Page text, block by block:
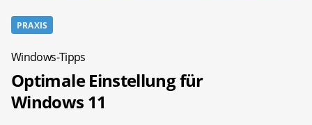
PRAXIS
Windows-Tipps
Optimale Einstellung für
Windows 11